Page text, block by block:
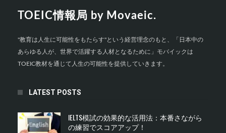
TOEIC情報局 by Movaeic.
"教育は人生に可能性をもたらす"という経営理念のもと、「日本中の
あらゆる人が、世界で活躍する人材となるために」モバイックは
TOEIC教材を通じて人生の可能性を提供していきます。
LATEST POSTS
IELTS模試の効果的な活用法：本番さながら
の練習でスコアアップ！